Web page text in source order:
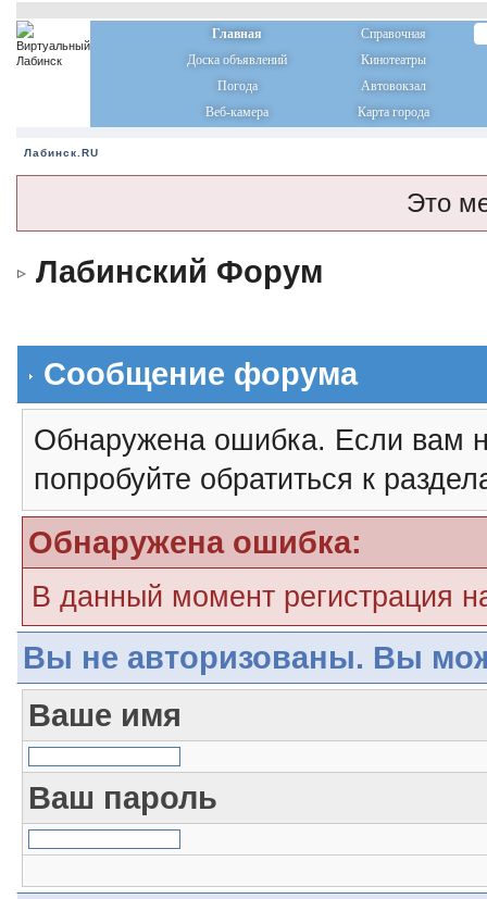
Главная
Справочная
Доска объявлений
Кинотеатры
Погода
Автовокзал
Веб-камера
Карта города
Лабинск.RU
Это
Лабинский Форум
Сообщение форума
Обнаружена ошибка. Если вам
попробуйте обратиться к
Обнаружена ошибка:
В данный момент регистрация
Вы не авторизованы. Вы
Ваше имя
Ваш пароль